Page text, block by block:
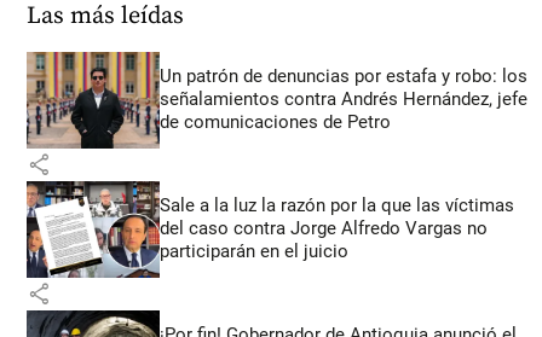
Las más leídas
Un patrón de denuncias por estafa y robo: los
señalamientos contra Andrés Hernández, jefe
de comunicaciones de Petro
share
Sale a la luz la razón por la que las víctimas
del caso contra Jorge Alfredo Vargas no
participarán en el juicio
share